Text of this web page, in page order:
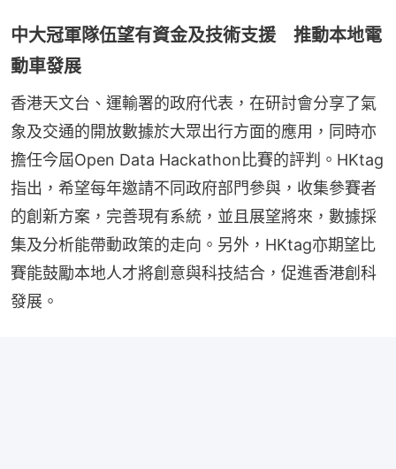
中大冠軍隊伍望有資金及技術支援 推動本地電
動車發展
香港天文台、運輸署的政府代表，在研討會分享了氣
象及交通的開放數據於大眾出行方面的應用，同時亦
擔任今屆Open Data Hackathon比賽的評判。HKtag
指出，希望每年邀請不同政府部門參與，收集參賽者
的創新方案，完善現有系統，並且展望將來，數據採
集及分析能帶動政策的走向。另外，HKtag亦期望比
賽能鼓勵本地人才將創意與科技結合，促進香港創科
發展。